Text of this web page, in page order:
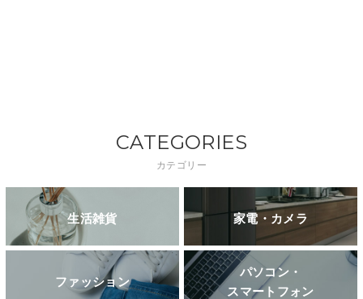
CATEGORIES
カテゴリー
生活雑貨 家電・カメラ
ファッション
パソコン・
スマートフォン